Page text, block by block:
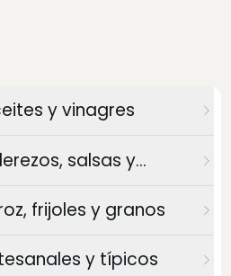
y vinagres
salsas y
frijoles y granos
y típicos